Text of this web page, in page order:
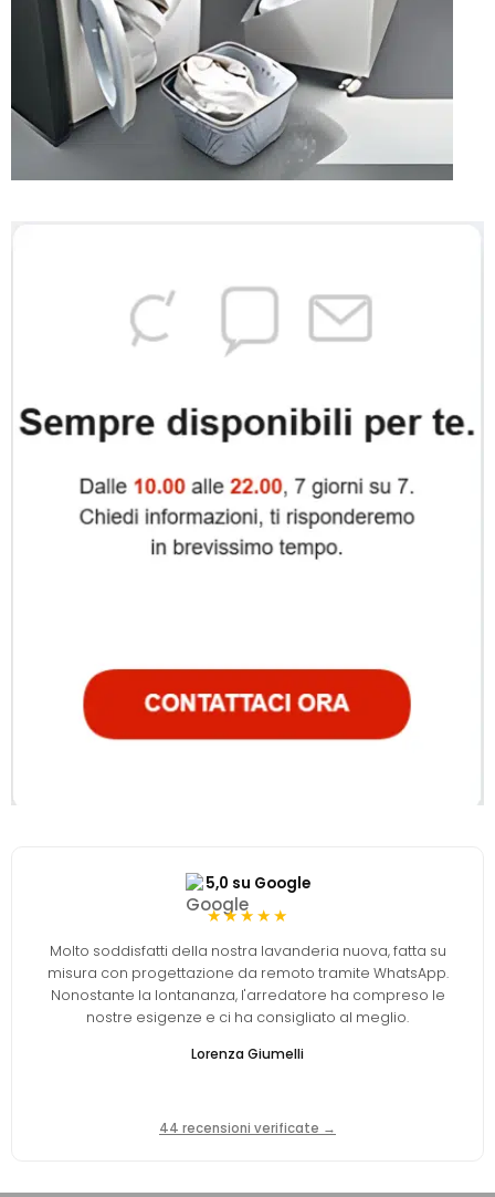
5,0 su Google
★★★★★
Molto soddisfatti della nostra lavanderia nuova, fatta su
misura con progettazione da remoto tramite WhatsApp.
Nonostante la lontananza, l'arredatore ha compreso le
nostre esigenze e ci ha consigliato al meglio.
Lorenza Giumelli
44 recensioni verificate →